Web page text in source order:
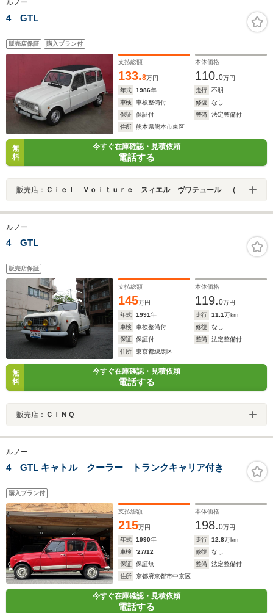
ルノー
4 GTL
販売店保証 購入プラン付
支払総額
133.8万円
本体価格
110.0万円
年式
1986年 走行
不明
車検
車検整備付 修復
なし
保証
保証付 整備
法定整備付
住所
熊本県熊本市東区
無
料
今すぐ在庫確認・見積依頼
電話する
販売店： Ｃｉｅｌ Ｖｏｉｔｕｒｅ スィエル ヴワテュール （株）パインプレイン
ルノー
4 GTL
販売店保証
支払総額
145万円
本体価格
119.0万円
年式
1991年 走行 11.1万km
車検
車検整備付 修復
なし
保証
保証付 整備
法定整備付
住所
東京都練馬区
無
料
今すぐ在庫確認・見積依頼
電話する
販売店： ＣＩＮＱ
ルノー
4 GTL キャトル クーラー トランクキャリア付き
購入プラン付
支払総額
215万円
本体価格
198.0万円
年式
1990年 走行 12.8万km
車検
'27/12 修復
なし
保証
保証無 整備
法定整備付
住所
京都府京都市中京区
今すぐ在庫確認・見積依頼
電話する